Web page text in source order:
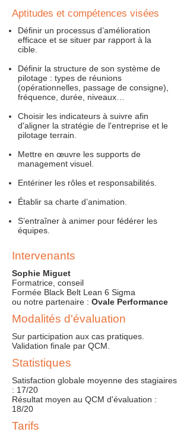
Aptitudes et compétences visées
Définir un processus d’amélioration
efficace et se situer par rapport à la
cible.
Définir la structure de son système de
pilotage : types de réunions
(opérationnelles, passage de consigne),
fréquence, durée, niveaux…
Choisir les indicateurs à suivre afin
d'aligner la stratégie de l'entreprise et le
pilotage terrain. ​
Mettre en œuvre les supports de
management visuel.
Entériner les rôles et responsabilités.
Établir sa charte d’animation.
S’entraîner à animer pour fédérer les
équipes.
Intervenants
Sophie Miguet
Formatrice, conseil
Formée Black Belt Lean 6 Sigma
ou notre partenaire : Ovale Performance
Modalités d'évaluation
Sur participation aux cas pratiques.
Validation finale par QCM.
Statistiques
Satisfaction globale moyenne des stagiaires
: 17/20
Résultat moyen au QCM d'évaluation :
18/20
Tarifs